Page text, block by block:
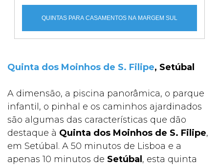
QUINTAS PARA CASAMENTOS NA MARGEM SUL
Quinta dos Moinhos de S. Filipe, Setúbal
A dimensão, a piscina panorâmica, o parque
infantil, o pinhal e os caminhos ajardinados
são algumas das características que dão
destaque à Quinta dos Moinhos de S. Filipe,
em Setúbal. A 50 minutos de Lisboa e a
apenas 10 minutos de Setúbal , esta quinta